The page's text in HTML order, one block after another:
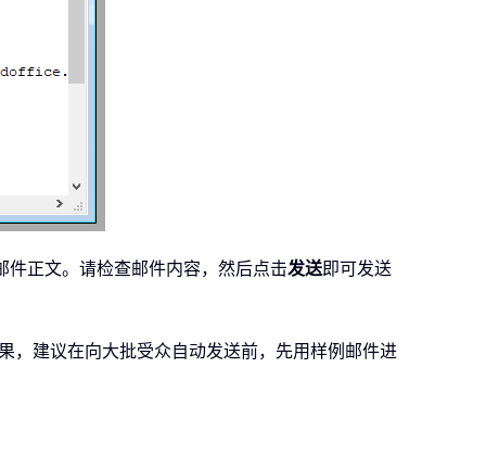
正文。请检查邮件内容，然后点击发送即可发送
，建议在向大批受众自动发送前，先用样例邮件进